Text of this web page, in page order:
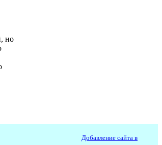
но
Добавление сайта в